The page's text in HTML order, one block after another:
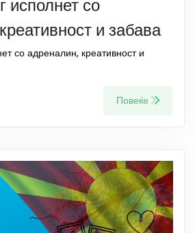
исполнет со
и забава
со адреналин, креативност и
Повеќе